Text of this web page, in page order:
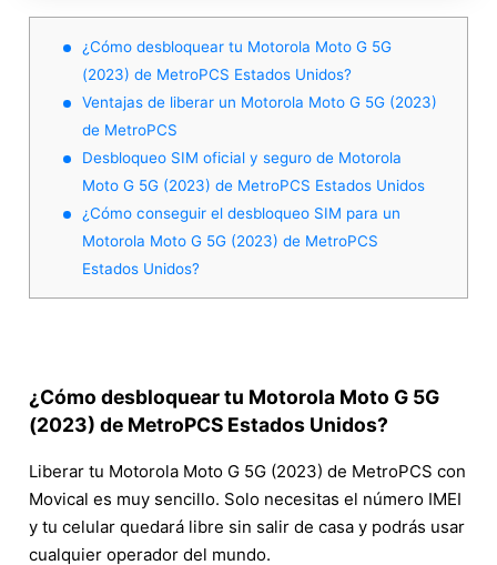
¿Cómo desbloquear tu Motorola Moto G 5G
(2023) de MetroPCS Estados Unidos?
Ventajas de liberar un Motorola Moto G 5G (2023)
de MetroPCS
Desbloqueo SIM oficial y seguro de Motorola
Moto G 5G (2023) de MetroPCS Estados Unidos
¿Cómo conseguir el desbloqueo SIM para un
Motorola Moto G 5G (2023) de MetroPCS
Estados Unidos?
¿Cómo desbloquear tu Motorola Moto G 5G
(2023) de MetroPCS Estados Unidos?
Liberar tu Motorola Moto G 5G (2023) de MetroPCS con
Movical es muy sencillo. Solo necesitas el número IMEI
y tu celular quedará libre sin salir de casa y podrás usar
cualquier operador del mundo.